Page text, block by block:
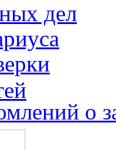
дел
о